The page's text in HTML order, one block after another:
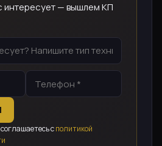
интересует — вышлем КП
сполитикой